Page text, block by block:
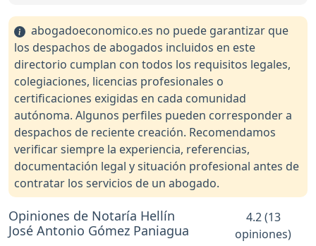
abogadoeconomico.es no puede garantizar que
los despachos de abogados incluidos en este
directorio cumplan con todos los requisitos legales,
colegiaciones, licencias profesionales o
certificaciones exigidas en cada comunidad
autónoma. Algunos perfiles pueden corresponder a
despachos de reciente creación. Recomendamos
verificar siempre la experiencia, referencias,
documentación legal y situación profesional antes de
contratar los servicios de un abogado.
Opiniones de Notaría Hellín
José Antonio Gómez Paniagua
4.2 (13
opiniones)